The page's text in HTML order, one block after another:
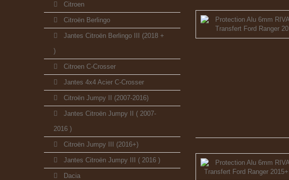
Citroen
Citroën Berlingo
Jantes Citroën Berlingo III (2018 +
)
Citroen C-Crosser
Jantes 4x4 Acier C-Crosser
Citroën Jumpy II (2007-2016)
Jantes Citroën Jumpy II ( 2007-
2016 )
Citroën Jumpy III (2016+)
Jantes Citroën Jumpy III ( 2016 )
Dacia